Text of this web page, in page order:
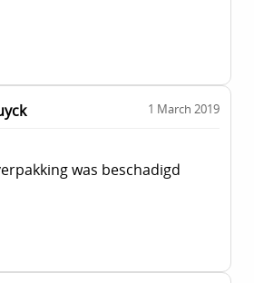
1 March 2019
was beschadigd